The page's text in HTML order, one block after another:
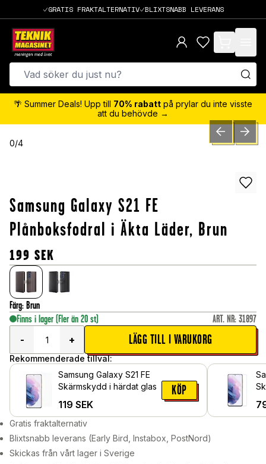
GRATIS FRAKTALTERNATIV BLIXTSNABB LEVERANS
items in cart,
🌴 Summer Deals! Upp till 70% rabatt på prylar du inte visste
att du behövde →
0/4 PREVIOUSNEXT
Samsung Galaxy S21 FE
Plånboksfodral i Äkta Läder, Brun
199 SEK
Färg: Brun
Finns i lager (Fler än 20 st) ART. NR: 31897
-
+ LÄGG TILL I VARUKORG
Rekommenderade tillval:
Samsung Galaxy S21 FE
Skärmskydd i härdat glas
119 SEK
KÖP
Gratis fraktalternativ
Blixtsnabb leverans (Early Bird, Instabox, PostNord)
Skickas från vårt lager i Sverige